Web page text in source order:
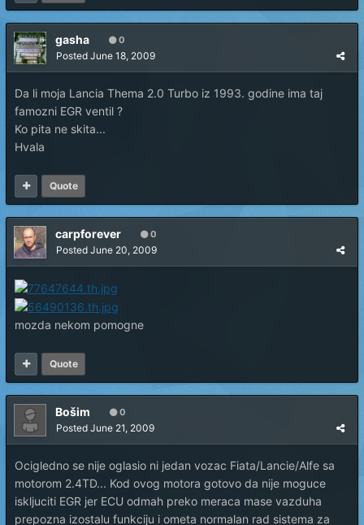
gasha 0
Posted June 18, 2009
Da li moja Lancia Thema 2.0 Turbo iz 1993. godine ima taj
famozni EGR ventil ?
Ko pita ne skita...
Hvala
Quote
carpforever 0
Posted June 20, 2009
mozda nekom pomogne
Quote
Bošim 0
Posted June 21, 2009
Ocigledno se nije oglasio ni jedan vozac Fiata/Lancie/Alfe sa
motorom 2.4TD... Kod ovog motora gotovo da nije moguce
iskljuciti EGR jer ECU odmah preko meraca mase vazduha
prepozna izostalu funkciju i ometa normalan rad sistema za